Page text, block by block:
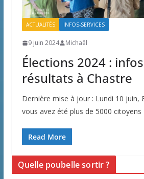
ACTUALITÉS INFOS-SERVICES
9 juin 2024 Michaël
Élections 2024 :
résultats à Chastre
Dernière mise à jour : Lundi 10 juin,
vous avez été plus de 5000 citoyens
Read More
Quelle poubelle sortir ?